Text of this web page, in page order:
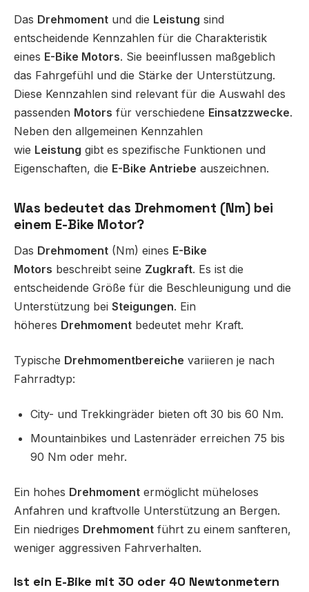
Das Drehmoment und die Leistung sind
entscheidende Kennzahlen für die Charakteristik
eines E-Bike Motors. Sie beeinflussen maßgeblich
das Fahrgefühl und die Stärke der Unterstützung.
Diese Kennzahlen sind relevant für die Auswahl des
passenden Motors für verschiedene Einsatzzwecke.
Neben den allgemeinen Kennzahlen
wie Leistung gibt es spezifische Funktionen und
Eigenschaften, die E-Bike Antriebe auszeichnen.
Was bedeutet das Drehmoment (Nm) bei
einem E-Bike Motor?
Das Drehmoment (Nm) eines E-Bike
Motors beschreibt seine Zugkraft. Es ist die
entscheidende Größe für die Beschleunigung und die
Unterstützung bei Steigungen. Ein
höheres Drehmoment bedeutet mehr Kraft.
Typische Drehmomentbereiche variieren je nach
Fahrradtyp:
City- und Trekkingräder bieten oft 30 bis 60 Nm.
Mountainbikes und Lastenräder erreichen 75 bis
90 Nm oder mehr.
Ein hohes Drehmoment ermöglicht müheloses
Anfahren und kraftvolle Unterstützung an Bergen.
Ein niedriges Drehmoment führt zu einem sanfteren,
weniger aggressiven Fahrverhalten.
Ist ein E-Bike mit 30 oder 40 Newtonmetern